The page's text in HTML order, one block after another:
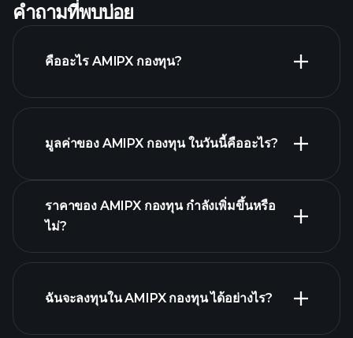
คำถามที่พบบ่อย
คืออะไร AMIPX กองทุน?
มูลค่าของ AMIPX กองทุน ในวันนี้คืออะไร?
กราฟขั้นสูง
ราคาของ AMIPX กองทุน กำลังเพิ่มขึ้นหรือ
ไม่?
ฉันจะลงทุนใน AMIPX กองทุน ได้อย่างไร?